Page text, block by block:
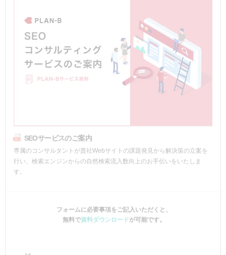
SEOサービスのご案内
専属のコンサルタントが貴社Webサイトの課題発見から解決策の立案を
行い、検索エンジンからの自然検索流入数向上のお手伝いをいたしま
す。
フォームに必要事項をご記入いただくと、
無料で資料ダウンロードが可能です。